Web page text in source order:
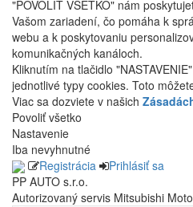
"POVOLIŤ VŠETKO" nám
Vašom zariadení, čo pomáha k
webu a k poskytovaniu
komunikačných kanáloch.
Kliknutím na tlačidlo
jednotlivé typy cookies. Toto
Viac sa dozviete v našich
Povoliť všetko
Nastavenie
Iba nevyhnutné
Registrácia
Prihlásiť sa
PP AUTO s.r.o.
Autorizovaný servis Mitsubishi